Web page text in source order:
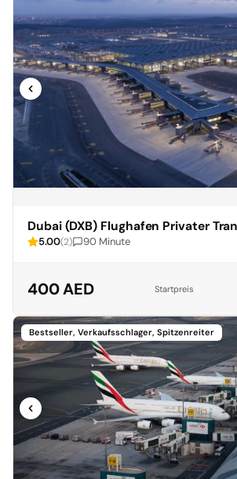
Dubai (DXB) Flughafen Privater
5.00(2) 90 Minute
400 AED Startpreis
Bestseller, Verkaufsschlager, Spitzenreiter